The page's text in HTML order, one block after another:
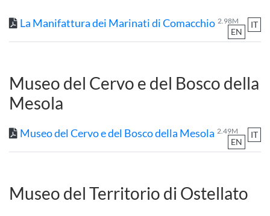
La Manifattura dei Marinati di Comacchio 2.98M IT
EN
Museo del Cervo e del Bosco della
Mesola
Museo del Cervo e del Bosco della Mesola 2.49M IT
EN
Museo del Territorio di Ostellato